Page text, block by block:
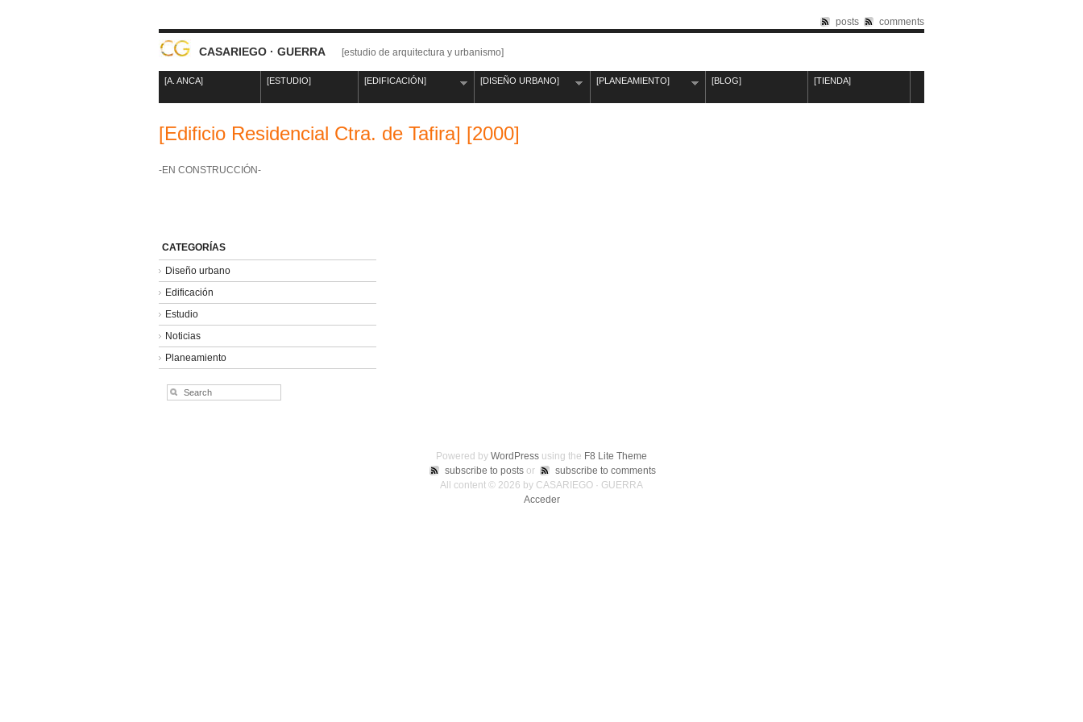
posts comments
CASARIEGO · GUERRA [estudio de arquitectura y urbanismo]
[A. ANCA] [ESTUDIO] [EDIFICACIÓN] [DISEÑO URBANO] [PLANEAMIENTO] [BLOG] [TIENDA]
[Edificio Residencial Ctra. de Tafira] [2000]
-EN CONSTRUCCIÓN-
CATEGORÍAS
Diseño urbano
Edificación
Estudio
Noticias
Planeamiento
Powered by WordPress using the F8 Lite Theme
subscribe to posts or
subscribe to comments
All content © 2026 by CASARIEGO · GUERRA
Acceder